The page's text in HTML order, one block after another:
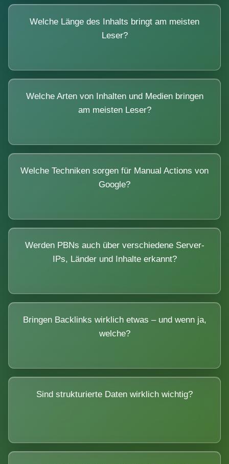
Welche Länge des Inhalts bringt am meisten
Leser?
Welche Arten von Inhalten und Medien bringen
am meisten Leser?
Welche Techniken sorgen für Manual Actions von
Google?
Werden PBNs auch über verschiedene Server-
IPs, Länder und Inhalte erkannt?
Bringen Backlinks wirklich etwas – und wenn ja,
welche?
Sind strukturierte Daten wirklich wichtig?